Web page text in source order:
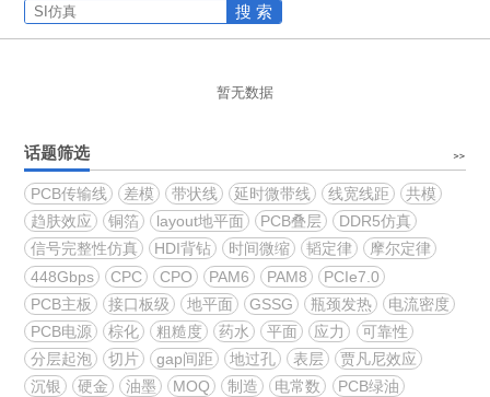
搜 索
暂无数据
话题筛选
PCB传输线 差模 带状线 延时微带线 线宽线距
共模
趋肤效应
铜箔 layout地平面 PCB叠层
DDR5仿真
信号完整性仿真
HDI背钻 时间微缩 韬定律
摩尔定律
448Gbps
CPC CPO PAM6 PAM8
PCIe7.0
PCB主板
接口板级 地平面 GSSG 瓶颈发热
电流密度
PCB电源
棕化 粗糙度 药水 平面 应力
可靠性
分层起泡
切片 gap间距 地过孔 表层
贾凡尼效应
沉银
硬金 油墨 MOQ 制造 电常数
PCB绿油